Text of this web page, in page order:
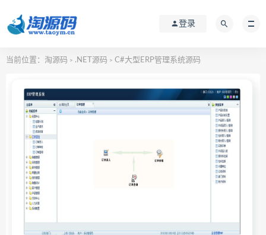
登录
当前位置： 淘源码 > .NET源码 > C#大型ERP管理系统源码